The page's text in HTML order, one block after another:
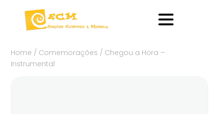
Home / Comemorações / Chegou a Hora –
Instrumental